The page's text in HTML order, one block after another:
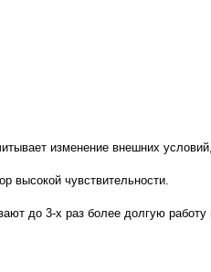
изменение внешних
высокой чувствительности.
до 3-х раз более долгую работу